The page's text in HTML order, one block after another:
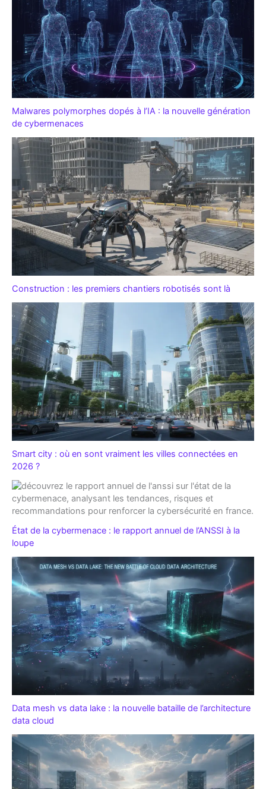
Malwares polymorphes dopés à l’IA : la nouvelle génération
de cybermenaces
Construction : les premiers chantiers robotisés sont là
Smart city : où en sont vraiment les villes connectées en
2026 ?
État de la cybermenace : le rapport annuel de l’ANSSI à la
loupe
Data mesh vs data lake : la nouvelle bataille de l’architecture
data cloud